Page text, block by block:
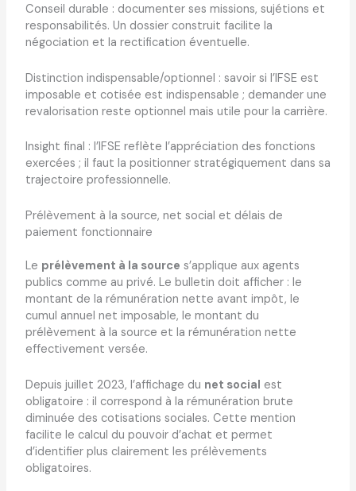
Conseil durable : documenter ses missions, sujétions et
responsabilités. Un dossier construit facilite la
négociation et la rectification éventuelle.
Distinction indispensable/optionnel : savoir si l’IFSE est
imposable et cotisée est indispensable ; demander une
revalorisation reste optionnel mais utile pour la carrière.
Insight final : l’IFSE reflète l’appréciation des fonctions
exercées ; il faut la positionner stratégiquement dans sa
trajectoire professionnelle.
Prélèvement à la source, net social et délais de
paiement fonctionnaire
Le prélèvement à la source s’applique aux agents
publics comme au privé. Le bulletin doit afficher : le
montant de la rémunération nette avant impôt, le
cumul annuel net imposable, le montant du
prélèvement à la source et la rémunération nette
effectivement versée.
Depuis juillet 2023, l’affichage du net social est
obligatoire : il correspond à la rémunération brute
diminuée des cotisations sociales. Cette mention
facilite le calcul du pouvoir d’achat et permet
d’identifier plus clairement les prélèvements
obligatoires.